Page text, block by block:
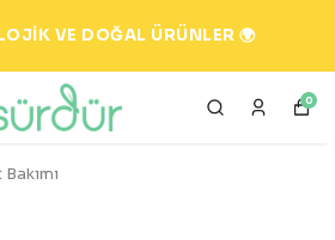
VE DOĞAL ÜRÜNLER 🌍
0